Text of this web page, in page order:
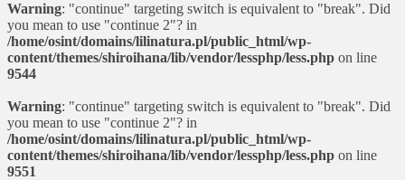
Warning: "continue" targeting switch is equivalent to "break". Did
you mean to use "continue 2"? in
/home/osint/domains/lilinatura.pl/public_html/wp-
content/themes/shiroihana/lib/vendor/lessphp/less.php on line
9544
Warning: "continue" targeting switch is equivalent to "break". Did
you mean to use "continue 2"? in
/home/osint/domains/lilinatura.pl/public_html/wp-
content/themes/shiroihana/lib/vendor/lessphp/less.php on line
9551